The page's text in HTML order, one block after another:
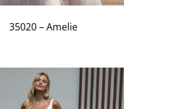
35020 – Amelie